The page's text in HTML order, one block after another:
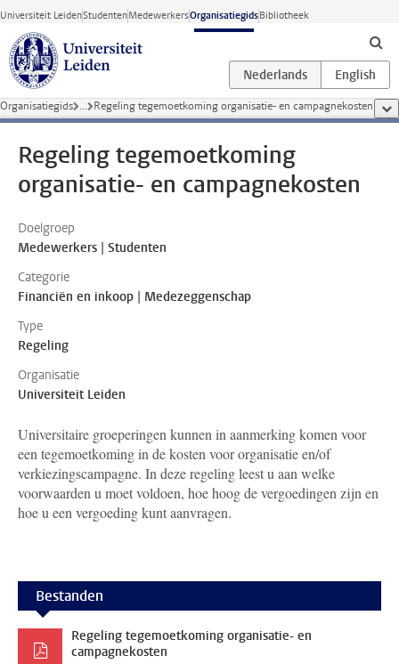
Ga direct naar de inhoud
Universiteit LeidenStudentenMedewerkersOrganisatiegidsBibliotheek
Organisatiegids ... Regeling tegemoetkoming organisatie- en campagnekosten
Regeling tegemoetkoming
organisatie- en campagnekosten
Doelgroep
Medewerkers | Studenten
Categorie
Financiën en inkoop | Medezeggenschap
Type
Regeling
Organisatie
Universiteit Leiden
Universitaire groeperingen kunnen in aanmerking komen voor
een tegemoetkoming in de kosten voor organisatie en/of
verkiezingscampagne. In deze regeling leest u aan welke
voorwaarden u moet voldoen, hoe hoog de vergoedingen zijn en
hoe u een vergoeding kunt aanvragen.
Bestanden
Regeling tegemoetkoming organisatie- en
campagnekosten